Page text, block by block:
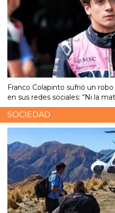
Franco Colapinto sufrió un
en sus redes sociales: “Ni la
SOCIEDAD